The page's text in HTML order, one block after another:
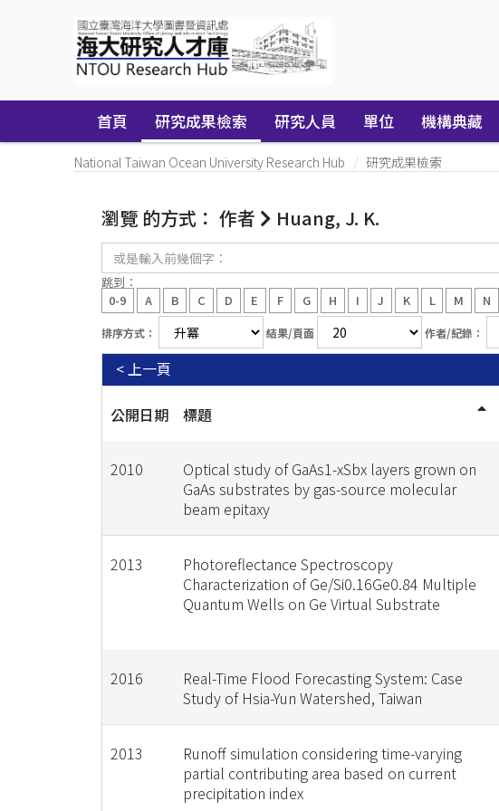
首頁 研究成果檢索 研究人員 單位 機構典藏
National Taiwan Ocean University Research Hub 研究成果檢索
瀏覽 的方式： 作者 Huang, J. K.
或
輸
入
前
幾
字：
跳到：
0-9
A B C D E F G H I J K L M N
排序方式： 結果/頁面 作者/紀錄：
< 上一頁
公開日期 標題
2010
Optical study of GaAs1-xSbx layers grown on
GaAs substrates by gas-source molecular
beam epitaxy
2013
Photoreflectance Spectroscopy
Characterization of Ge/Si0.16Ge0.84 Multiple
Quantum Wells on Ge Virtual Substrate
2016
Real-Time Flood Forecasting System: Case
Study of Hsia-Yun Watershed, Taiwan
2013
Runoff simulation considering time-varying
partial contributing area based on current
precipitation index